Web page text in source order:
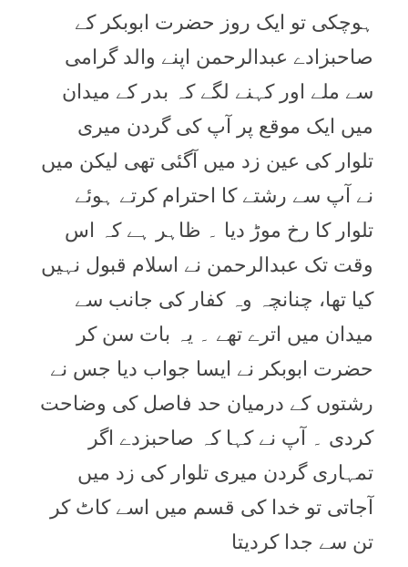
ہوچکی تو ایک روز حضرت ابوبکر کے
صاحبزادے عبدالرحمن اپنے والد گرامی
سے ملے اور کہنے لگے کہ بدر کے میدان
میں ایک موقع پر آپ کی گردن میری
تلوار کی عین زد میں آگئی تھی لیکن میں
نے آپ سے رشتے کا احترام کرتے ہوئے
تلوار کا رخ موڑ دیا ۔ ظاہر ہے کہ اس
وقت تک عبدالرحمن نے اسلام قبول نہیں
کیا تھا، چنانچہ وہ کفار کی جانب سے
میدان میں اترے تھے ۔ یہ بات سن کر
حضرت ابوبکر نے ایسا جواب دیا جس نے
رشتوں کے درمیان حد فاصل کی وضاحت
کردی ۔ آپ نے کہا کہ صاحبزدے اگر
تمہاری گردن میری تلوار کی زد میں
آجاتی تو خدا کی قسم میں اسے کاٹ کر
تن سے جدا کردیتا